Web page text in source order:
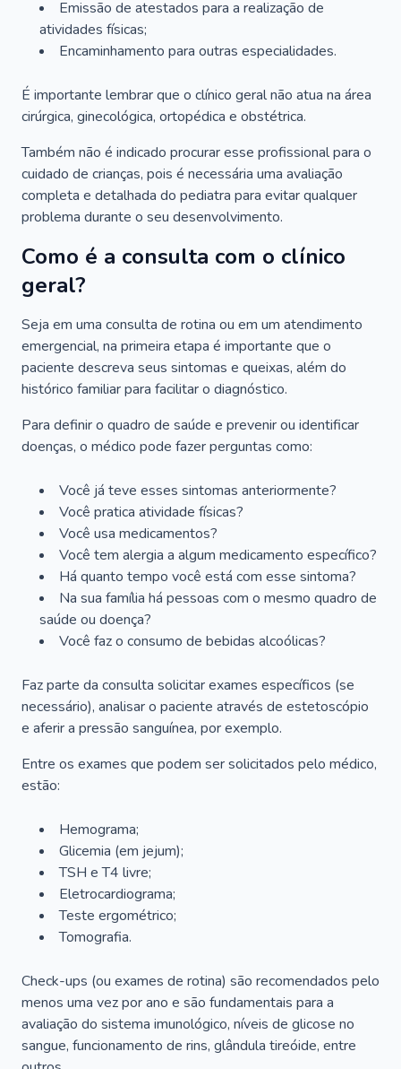
Emissão de atestados para a realização de
atividades físicas;
Encaminhamento para outras especialidades.
É importante lembrar que o clínico geral não atua na área
cirúrgica, ginecológica, ortopédica e obstétrica.
Também não é indicado procurar esse profissional para o
cuidado de crianças, pois é necessária uma avaliação
completa e detalhada do pediatra para evitar qualquer
problema durante o seu desenvolvimento.
Como é a consulta com o clínico
geral?
Seja em uma consulta de rotina ou em um atendimento
emergencial, na primeira etapa é importante que o
paciente descreva seus sintomas e queixas, além do
histórico familiar para facilitar o diagnóstico.
Para definir o quadro de saúde e prevenir ou identificar
doenças, o médico pode fazer perguntas como:
Você já teve esses sintomas anteriormente?
Você pratica atividade físicas?
Você usa medicamentos?
Você tem alergia a algum medicamento específico?
Há quanto tempo você está com esse sintoma?
Na sua família há pessoas com o mesmo quadro de
saúde ou doença?
Você faz o consumo de bebidas alcoólicas?
Faz parte da consulta solicitar exames específicos (se
necessário), analisar o paciente através de estetoscópio
e aferir a pressão sanguínea, por exemplo.
Entre os exames que podem ser solicitados pelo médico,
estão:
Hemograma;
Glicemia (em jejum);
TSH e T4 livre;
Eletrocardiograma;
Teste ergométrico;
Tomografia.
Check-ups (ou exames de rotina) são recomendados pelo
menos uma vez por ano e são fundamentais para a
avaliação do sistema imunológico, níveis de glicose no
sangue, funcionamento de rins, glândula tireóide, entre